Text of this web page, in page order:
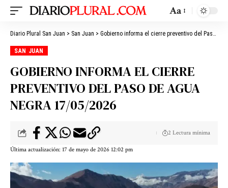
Aa
Diario Plural San Juan > San Juan > Gobierno informa el cierre preventivo del Paso de Agua Negra 17/05/2026
SAN JUAN
GOBIERNO INFORMA EL CIERRE
PREVENTIVO DEL PASO DE AGUA
NEGRA 17/05/2026
Última actualización: 17 de mayo de 2026 12:02 pm
2 Lectura mínima